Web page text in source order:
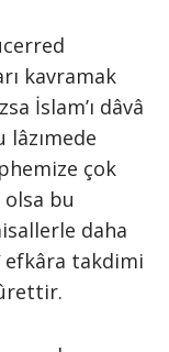
kavramak
İslam’ı dâvâ
lâzımede
çok
olsa bu
daha
efkâra takdimi